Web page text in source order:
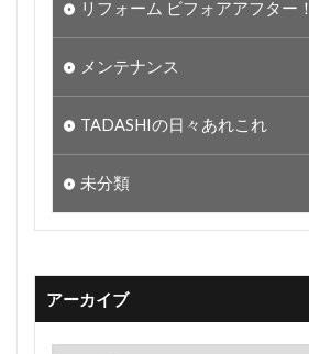
リフォーム ビフォアアフター！
メンテナンス
TADASHIの日々あれこれ
未分類
アーカイブ